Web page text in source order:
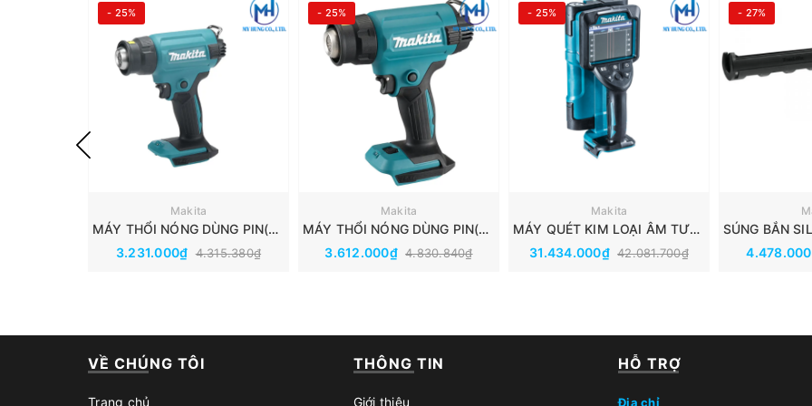
- 25%
Makita
MÁY THỔI NÓNG DÙNG PIN(550℃)(18V) MAKITA DHG180ZK
3.231.000₫ 4.315.380₫
- 25%
Makita
MÁY THỔI NÓNG DÙNG PIN(～550℃)(18V) MAKITA DHG181ZK
3.612.000₫ 4.830.840₫
- 25%
Makita
MÁY QUÉT KIM LOẠI ÂM TƯỜNG DÙNG PIN(18V/14.4V) MAKITA DWD181ZJ
31.434.000₫ 42.081.700₫
- 27%
VỀ CHÚNG TÔI
Trang chủ
THÔNG TIN
Giới thiệu
HỖ TRỢ
Địa chỉ